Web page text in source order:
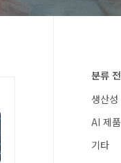
분류
생산성
AI 제
기타